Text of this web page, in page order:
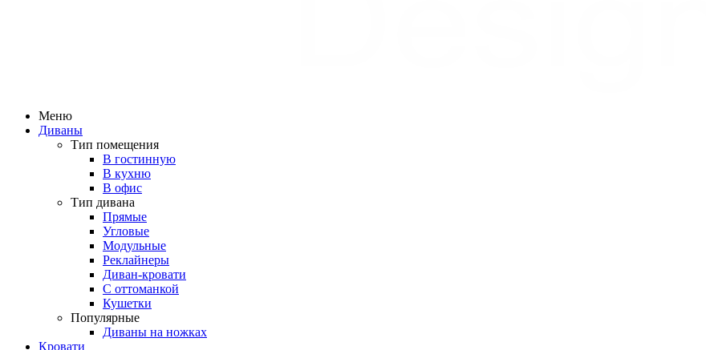
Меню
Диваны
Тип помещения
В гостинную
В кухню
В офис
Тип дивана
Прямые
Угловые
Модульные
Реклайнеры
Диван-кровати
С оттоманкой
Кушетки
Популярные
Диваны на ножках
Кровати